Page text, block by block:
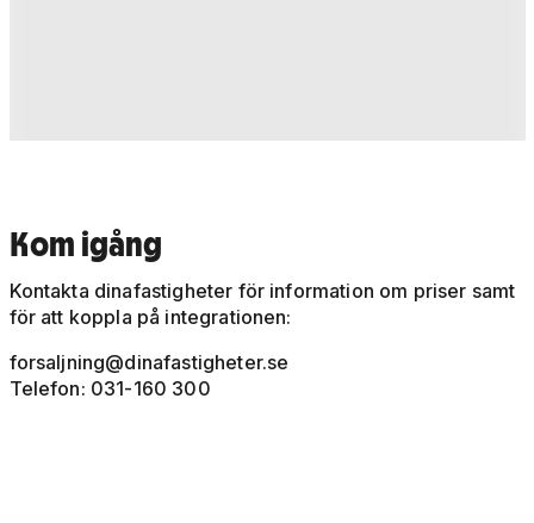
Kom igång
Kontakta dinafastigheter för information om priser samt
för att koppla på integrationen:
forsaljning@dinafastigheter.se
Telefon: 031-160 300